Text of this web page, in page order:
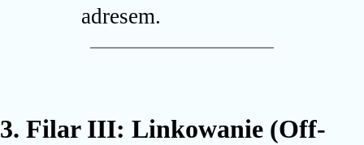
adresem.
3. Filar III: Linkowanie (Off-